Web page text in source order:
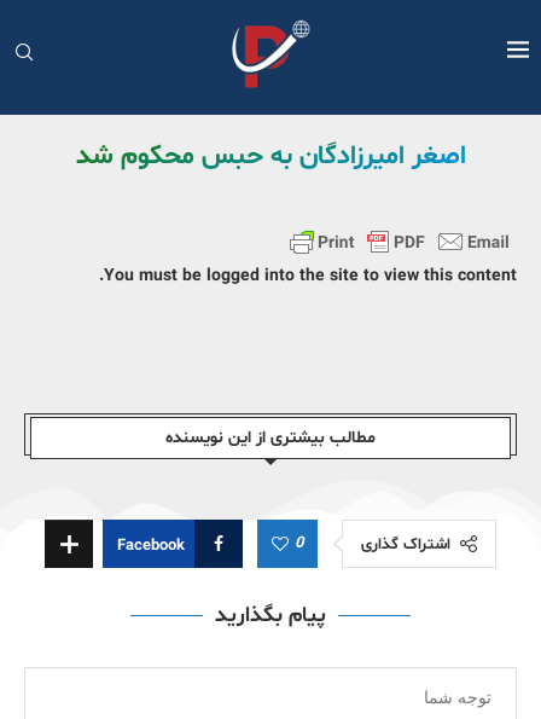
اصغر امیرزادگان به حبس محکوم شد
You must be logged into the site to view this content.
مطالب بیشتری از این نویسندە
اشتراک گذاری 0
Facebook
پیام بگذارید